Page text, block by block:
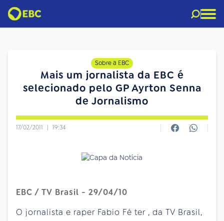
Sobre a EBC
Mais um jornalista da EBC é
selecionado pelo GP Ayrton Senna
de Jornalismo
17/02/2011 | 19:34
EBC / TV Brasil - 29/04/10
O jornalista e raper Fabio Fé ter , da TV Brasil,